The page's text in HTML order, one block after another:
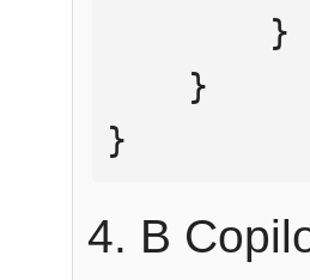
}
В